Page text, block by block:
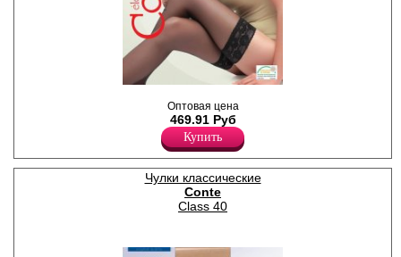
резинкой (9 см) на силиконе.
Плотность 12ден
Полиамид 79%
Эластан 21%
Оптовая цена
469.91 Руб
Купить
Чулки классические
Conte
Class 40